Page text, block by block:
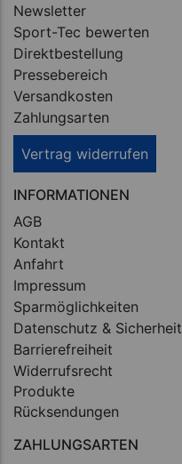
Newsletter
Sport-Tec bewerten
Direktbestellung
Pressebereich
Versandkosten
Zahlungsarten
Vertrag widerrufen
INFORMATIONEN
AGB
Kontakt
Anfahrt
Impressum
Sparmöglichkeiten
Datenschutz & Sicherheit
Barrierefreiheit
Widerrufsrecht
Produkte
Rücksendungen
ZAHLUNGSARTEN